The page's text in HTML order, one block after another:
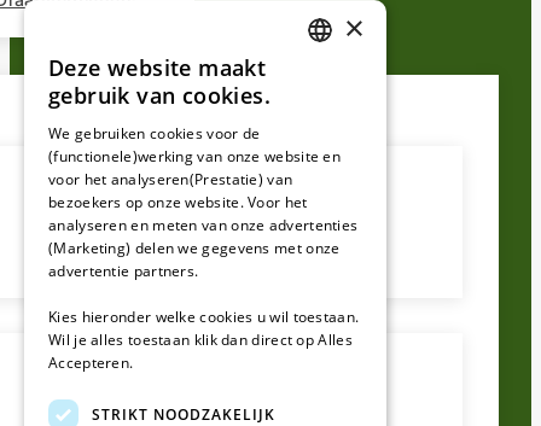
Overige Merken
GERMAN
×
Deze website maakt
gebruik van cookies.
We gebruiken cookies voor de
(functionele)werking van onze website en
voor het analyseren(Prestatie) van
bezoekers op onze website. Voor het
analyseren en meten van onze advertenties
(Marketing) delen we gegevens met onze
advertentie partners.
Kies hieronder welke cookies u wil toestaan.
Wil je alles toestaan klik dan direct op Alles
Accepteren.
STRIKT NOODZAKELIJK